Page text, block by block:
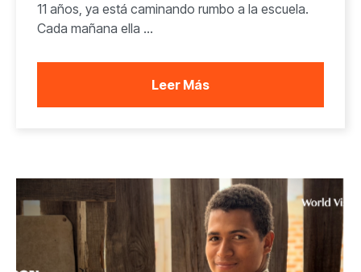
11 años, ya está caminando rumbo a la escuela.
Cada mañana ella ...
Leer Más